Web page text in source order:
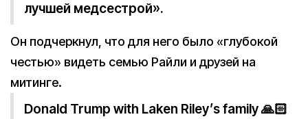
лучшей медсестрой».
Он подчеркнул, что для него было «глубокой
честью» видеть семью Райли и друзей на
митинге.
Donald Trump with Laken Riley’s family 🙏🏻